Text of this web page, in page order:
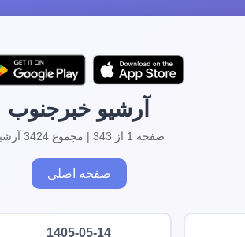
آرشیو خبرجنوب
صفحه 1 از 343 | مجموع 3424 آرشیو
صفحه اصلی
1405-05-14